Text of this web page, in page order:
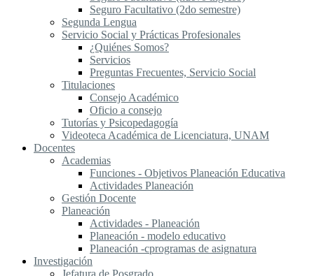
Seguro Facultativo (2do semestre)
Segunda Lengua
S​ervicio Social y Prácticas Profesionales
¿Quiénes Somos?
Servicios
Preguntas Frecuentes, Servicio Social
Titulaciones
Consejo Académico
Oficio a consejo
Tutorías y Psicopedagogía
Videoteca Académica de Licenciatura, UNAM
Docentes
Academias
Funciones - Objetivos Planeación Educativa
Actividades Planeación
Gestión Docente
Planeación
Actividades - Planeación
Planeación - modelo educativo
Planeación -cprogramas de asignatura
Investigación